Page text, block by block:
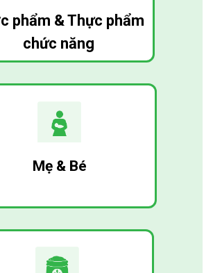
phẩm & Thực phẩm
chức năng
Mẹ & Bé